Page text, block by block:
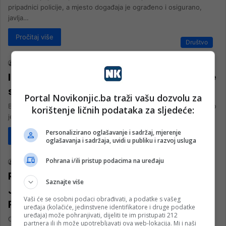
pripadnici policije, a mjesto događaja je ograđeno i osigurano,
javlja…
Pročitaj više
Društvo
Inzko poziva na slanje trupa u Brčko: “Ne
smijemo ponoviti grešku s Dodikom”
Bivši visoki predstavnik u Bosni i Hercegovini Valentin Inzko izjavio
je za austrijski agenciju APA da ne vidi neposrednu opasnost…
Pročitaj više
Crna hronika
nk 1 12. Marta 2024.
RUKE ŽENI STAVLJAO NA ŠPORET, TUKAO
JE I MUČIO: STRAVIČNI DETALJI
PORODIČNOG NASILJA IZ BIH
Osnovni sud u Brčkom potvrdio je optužnicu protiv 44-godišnjaka
Portal Novikonjic.ba traži vašu dozvolu za
korištenje ličnih podataka za sljedeće:
Personalizirano oglašavanje i sadržaj, mjerenje
oglašavanja i sadržaja, uvidi u publiku i razvoj usluga
Pohrana i/ili pristup podacima na uređaju
Saznajte više
Vaši će se osobni podaci obrađivati, a podatke s vašeg
uređaja (kolačiće, jedinstvene identifikatore i druge podatke
uređaja) može pohranjivati, dijeliti te im pristupati 212
partnera ili ih može upotrebljavati ova web-lokacija. Mi i naši